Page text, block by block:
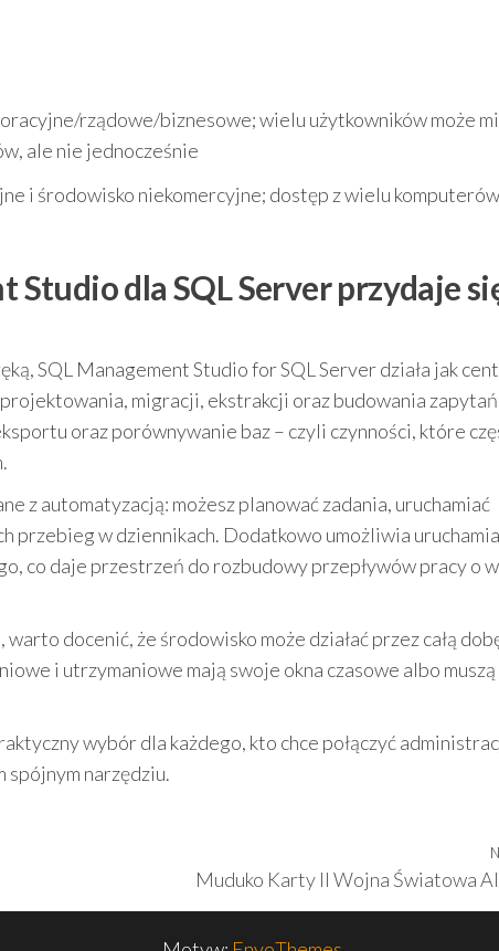
rządowe/biznesowe; wielu użytkowników może
ale nie jednocześnie
i środowisko niekomercyjne; dostęp z wielu
Studio dla SQL Server przydaje
SQL Management Studio for SQL Server działa jak
migracji, ekstrakcji oraz budowania zapytań
oraz porównywanie baz – czyli czynności, które
z automatyzacją: możesz planować zadania, uruchamiać
przebieg w dziennikach. Dodatkowo umożliwia
co daje przestrzeń do rozbudowy przepływów pracy o
docenić, że środowisko może działać przez całą
i utrzymaniowe mają swoje okna czasowe albo
wybór dla każdego, kto chce połączyć
spójnym narzędziu.
Muduko Karty II Wojna Światowa